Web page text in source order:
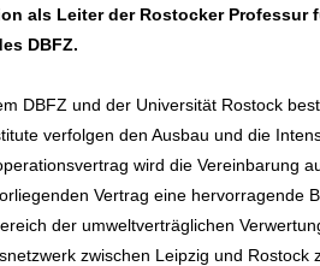
als Leiter der Rostocker
DBFZ.
DBFZ und der Universität Rostock
verfolgen den Ausbau und die
wird die Vereinbarung
Vertrag eine hervorragende
der umweltverträglichen
zwischen Leipzig und